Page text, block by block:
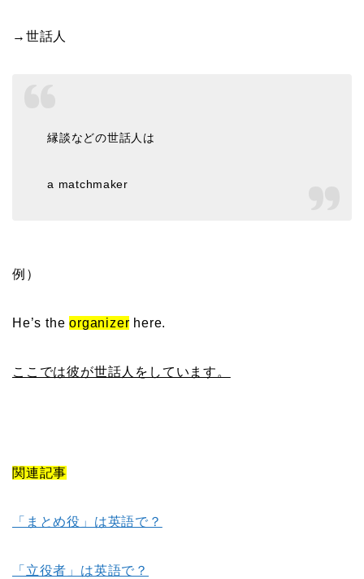
→世話人
縁談などの世話人は
a matchmaker
例）
He’s theorganizer here.
ここでは彼が世話人をしています。
関連記事
「まとめ役」は英語で？
「立役者」は英語で？